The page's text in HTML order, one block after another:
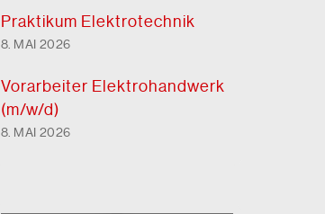
Praktikum Elektrotechnik
8. MAI 2026
Vorarbeiter Elektrohandwerk
(m/w/d)
8. MAI 2026